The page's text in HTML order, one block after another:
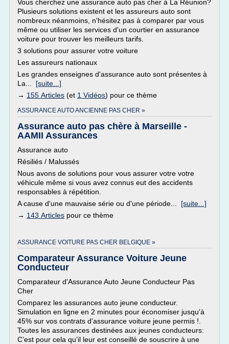
Vous cherchez une assurance auto pas cher à La Réunion?
Plusieurs solutions existent et les assureurs auto sont
nombreux néanmoins, n'hésitez pas à comparer par vous
même ou utiliser les services d'un courtier en assurance
voiture pour trouver les meilleurs tarifs.
3 solutions pour assurer votre voiture
Les assureurs nationaux
Les grandes enseignes d'assurance auto sont présentes à
La... [suite...]
→ 155 Articles (et 1 Vidéos) pour ce thème
ASSURANCE AUTO ANCIENNE PAS CHER »
Assurance auto pas chère à Marseille -
AAMII Assurances
Assurance auto
Résiliés / Malussés
Nous avons de solutions pour vous assurer votre votre
véhicule même si vous avez connus eut des accidents
responsables à répétition.
A cause d'une mauvaise série ou d'une période... [suite...]
→ 143 Articles pour ce thème
ASSURANCE VOITURE PAS CHER BELGIQUE »
Comparateur Assurance Voiture Jeune
Conducteur
Comparateur d'Assurance Auto Jeune Conducteur Pas
Cher
Comparez les assurances auto jeune conducteur.
Simulation en ligne en 2 minutes pour économiser jusqu'à
45% sur vos contrats d'assurance voiture jeune permis !.
Toutes les assurances destinées aux jeunes conducteurs:
C’est pour cela qu’il leur est conseillé de souscrire à une